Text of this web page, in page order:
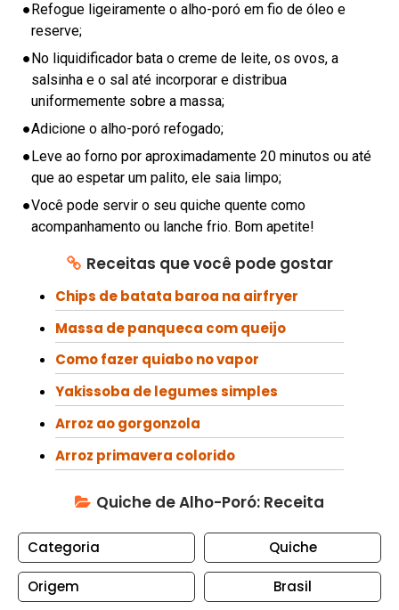
Á
V
E
L
C
N
D
I
M
A
S
C
● Refogue ligeiramente o alho-poró em fio de óleo e
reserve;
● No liquidificador bata o creme de leite, os ovos, a
salsinha e o sal até incorporar e distribua
uniformemente sobre a massa;
●Adicione o alho-poró refogado;
● Leve ao forno por aproximadamente 20 minutos ou até
que ao espetar um palito, ele saia limpo;
●Você pode servir o seu quiche quente como
acompanhamento ou lanche frio. Bom apetite!
Receitas que você pode gostar
Chips de batata baroa na airfryer
Massa de panqueca com queijo
Como fazer quiabo no vapor
Yakissoba de legumes simples
Arroz ao gorgonzola
Arroz primavera colorido
Quiche de Alho-Poró: Receita
Categoria Quiche
Origem Brasil